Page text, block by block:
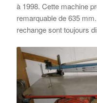
à 1998. Cette machine
remarquable de 635
rechange sont toujours